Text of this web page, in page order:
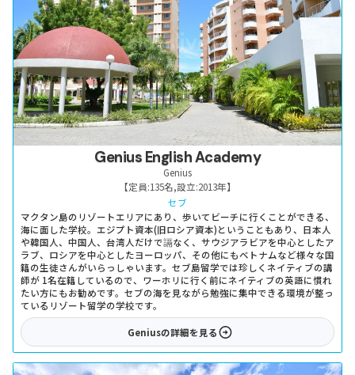
Genius English Academy
Genius
【定員:135名,設立:2013年】
セブ
マクタン島のリゾートエリアにあり、歩いてビーチに行くことができる、
海に面した学校。エジプト資本(旧ロシア資本)ということもあり、日本人
や韓国人、中国人、台湾人だけで䛿なく、サウジアラビアを中心としたア
ラブ、ロシアを中心としたヨーロッパ、その他にもベトナムなど様々な国
籍の生徒さんがいらっしゃいます。セブ島留学では珍しくネイティブの講
師が 1名在籍しているので、ワーホリに行く前にネイティブの英語に慣れ
たい方にもお勧めです。セブの海を見ながら勉強に集中できる環境が整っ
ているリゾート留学の学校です。
Geniusの詳細を見る